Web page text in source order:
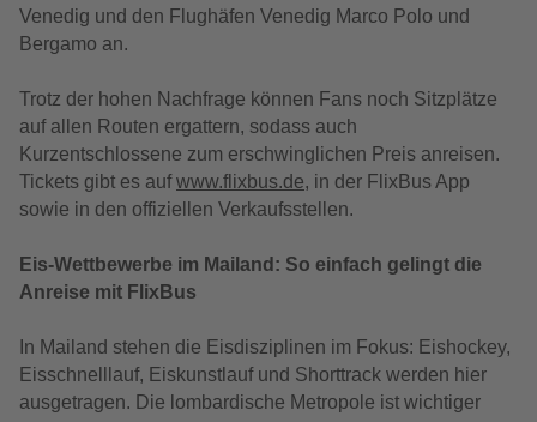
Venedig und den Flughäfen Venedig Marco Polo und
Bergamo an.
Trotz der hohen Nachfrage können Fans noch Sitzplätze
auf allen Routen ergattern, sodass auch
Kurzentschlossene zum erschwinglichen Preis anreisen.
Tickets gibt es aufwww.flixbus.de, in der FlixBus App
sowie in den offiziellen Verkaufsstellen.
Eis-Wettbewerbe im Mailand: So einfach gelingt die
Anreise mit FlixBus
In Mailand stehen die Eisdisziplinen im Fokus: Eishockey,
Eisschnelllauf, Eiskunstlauf und Shorttrack werden hier
ausgetragen. Die lombardische Metropole ist wichtiger